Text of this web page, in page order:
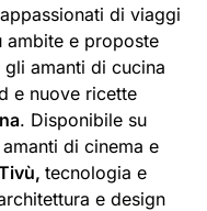
di viaggi
ambite e proposte
gli amanti di cucina
e nuove ricette
. Disponibile su
di cinema e
tecnologia e
e design